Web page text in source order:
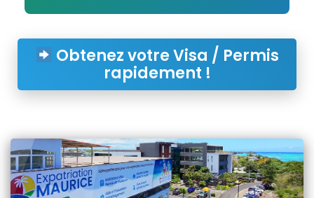
Obtenez votre Visa / Permis
rapidement !